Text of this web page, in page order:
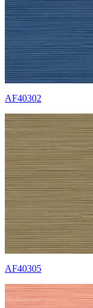
AF40302
AF40305